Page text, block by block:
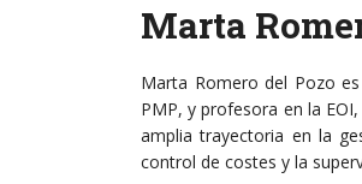
Marta
Marta Romero del Pozo
PMP, y profesora en la
amplia trayectoria en la
control de costes y la